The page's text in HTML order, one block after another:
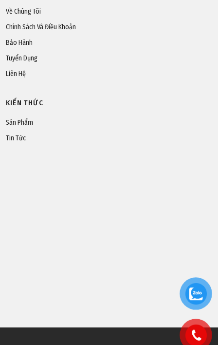
Về Chúng Tôi
Chính Sách Và Điều Khoản
Bảo Hành
Tuyển Dụng
Liên Hệ
KIẾN THỨC
Sản Phẩm
Tin Tức